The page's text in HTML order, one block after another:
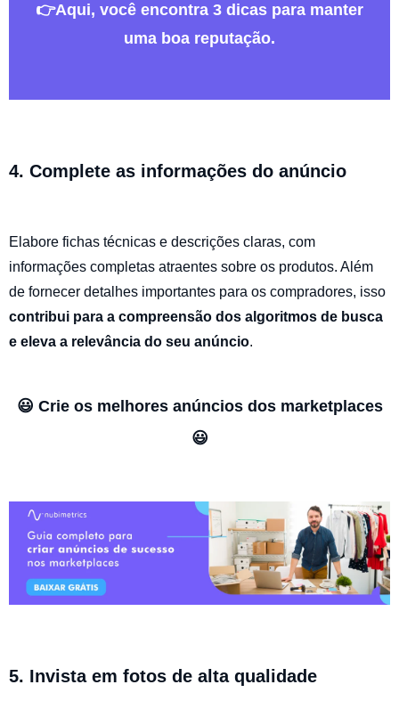
👉Aqui, você encontra 3 dicas para manter
uma boa reputação.
4. Complete as informações do anúncio
Elabore fichas técnicas e descrições claras, com
informações completas atraentes sobre os produtos. Além
de fornecer detalhes importantes para os compradores, isso
contribui para a compreensão dos algoritmos de busca
e eleva a relevância do seu anúncio.
😃 Crie os melhores anúncios dos marketplaces
😃
5. Invista em fotos de alta qualidade